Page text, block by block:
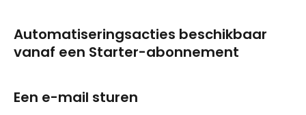
Automatiseringsacties beschikbaar
vanaf een Starter-abonnement
Een e-mail sturen